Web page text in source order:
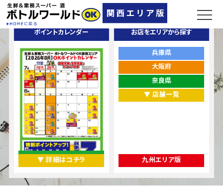
ポイントカレンダー
▼ 詳細はコチラ
お店をエリアから探す
兵庫県
大阪府
奈良県
▼ 店舗一覧
九州エリア版